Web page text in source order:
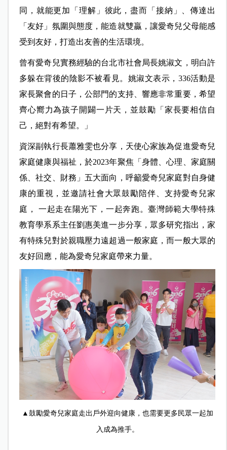
同，就能更加「理解」彼此，盡而「接納」、傳達出
「友好」氛圍與態度，能造就雙贏，讓愛奇兒父母能感
受到友好，打造出友善的生活環境。
曾有愛奇兒實務經驗的台北市社會局長姚淑文，明白許
多躲在背後的陰影不被看見。姚淑文表示，336活動是
家長聚會的日子，公部門的支持、響應非常重要，希望
齊心嚮力為孩子開闢一片天，並鼓勵「家長要相信自
己，絕對有希望。」
資深副執行長蕭雅雯也分享，天使心家族為促進愛奇兒
家庭健康與福祉，於2023年聚焦「身體、心理、家庭關
係、社交、財務」五大面向，呼籲愛奇兒家庭對自身健
康的重視，並邀請社會大眾鼓勵陪伴、支持愛奇兒家
庭， 一起走在陽光下，一起奔跑。臺灣師範大學特殊
教育學系系主任劉惠美進一步分享，眾多研究指出，家
有特殊兒對於親職壓力遠超過一般家庭，而一般大眾的
友好回應，能為愛奇兒家庭帶來力量。
▲鼓勵愛奇兒家庭走出戶外迎向健康，也需要更多民眾一起加
入成為推手。